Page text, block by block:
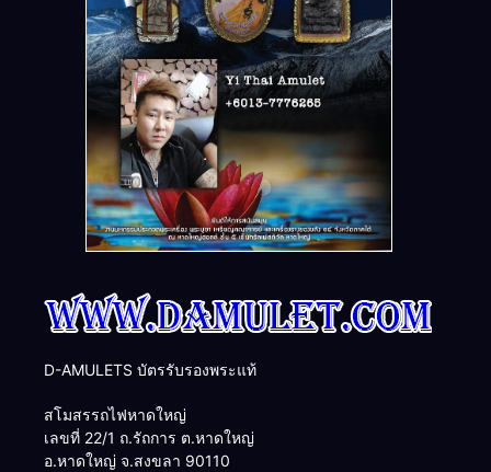
D-AMULETS บัตรรับรองพระแท้
สโมสรรถไฟหาดใหญ่
เลขที่ 22/1 ถ.รัถการ ต.หาดใหญ่
อ.หาดใหญ่ จ.สงขลา 90110